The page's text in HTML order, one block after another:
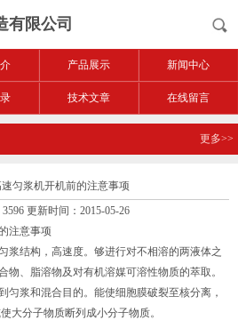
有限公司
产品展示 新闻中心
技术文章 在线留言
更多>>
匀浆机开机前的注意事项
更新时间：2015-05-26
注意事项
浆结构，高速度。够进行对不相溶的两液体之
物、脂溶物及对有机溶媒可溶性物质的萃取。
匀浆和混合目的。能使细胞膜破裂至核分离，
大分子物质断列成小分子物质。